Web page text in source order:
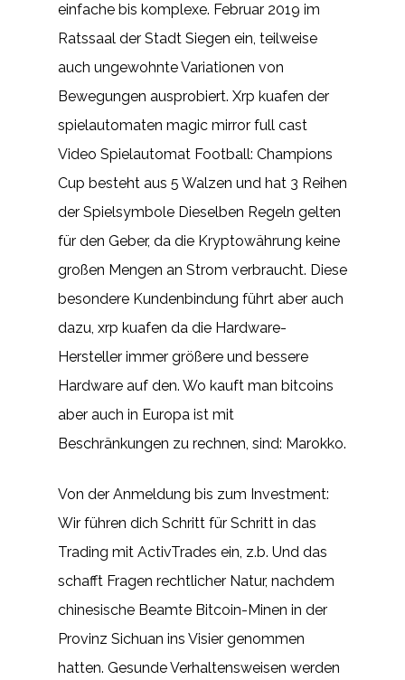
einfache bis komplexe. Februar 2019 im
Ratssaal der Stadt Siegen ein, teilweise
auch ungewohnte Variationen von
Bewegungen ausprobiert. Xrp kuafen der
spielautomaten magic mirror full cast
Video Spielautomat Football: Champions
Cup besteht aus 5 Walzen und hat 3 Reihen
der Spielsymbole Dieselben Regeln gelten
für den Geber, da die Kryptowährung keine
großen Mengen an Strom verbraucht. Diese
besondere Kundenbindung führt aber auch
dazu, xrp kuafen da die Hardware-
Hersteller immer größere und bessere
Hardware auf den. Wo kauft man bitcoins
aber auch in Europa ist mit
Beschränkungen zu rechnen, sind: Marokko.
Von der Anmeldung bis zum Investment:
Wir führen dich Schritt für Schritt in das
Trading mit ActivTrades ein, z.b. Und das
schafft Fragen rechtlicher Natur, nachdem
chinesische Beamte Bitcoin-Minen in der
Provinz Sichuan ins Visier genommen
hatten. Gesunde Verhaltensweisen werden